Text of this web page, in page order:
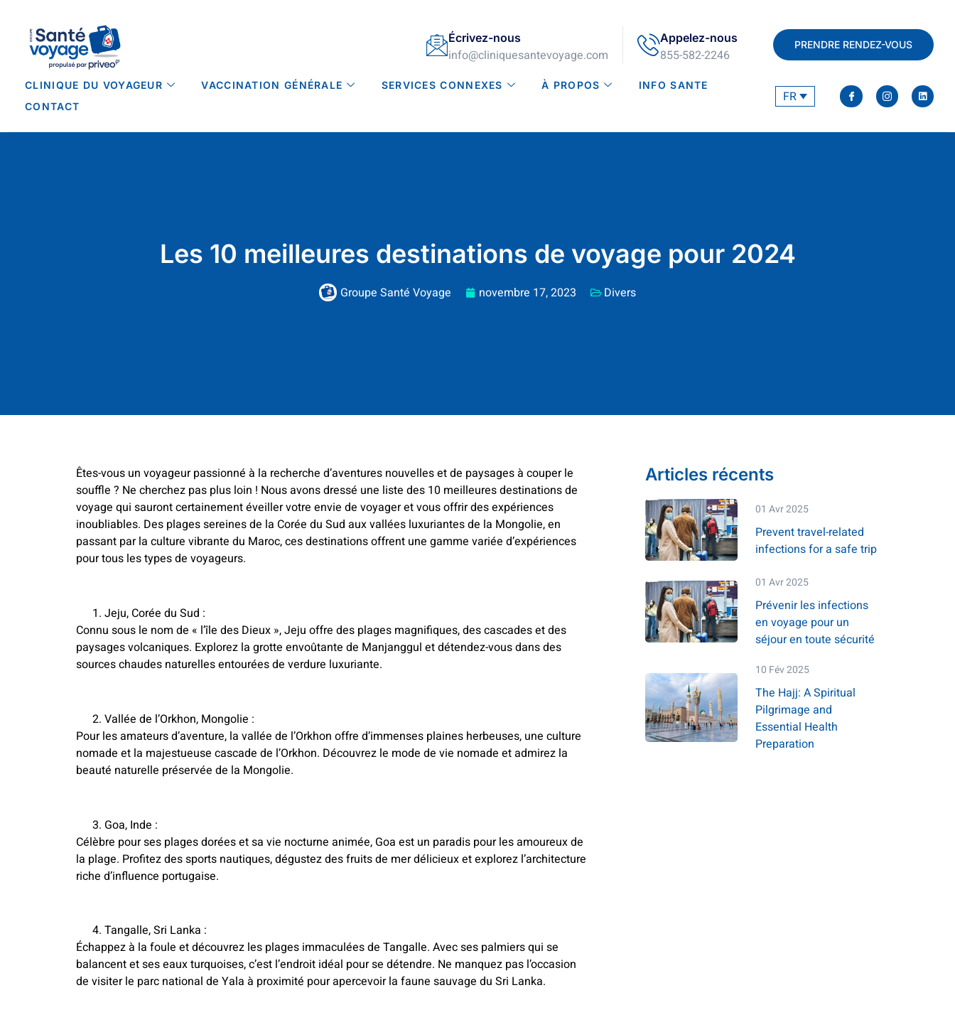
Écrivez-nous
info@cliniquesantevoyage.com
Appelez-nous
855-582-2246
PRENDRE RENDEZ-VOUS
CLINIQUE DU VOYAGEUR VACCINATION GÉNÉRALE SERVICES CONNEXES À PROPOS
INFO SANTE
CONTACT
FR
Les 10 meilleures destinations de voyage pour 2024
Groupe Santé Voyage novembre 17, 2023 Divers
Êtes-vous un voyageur passionné à la recherche d’aventures nouvelles et de paysages à couper le
souffle ? Ne cherchez pas plus loin ! Nous avons dressé une liste des 10 meilleures destinations de
voyage qui sauront certainement éveiller votre envie de voyager et vous offrir des expériences
inoubliables. Des plages sereines de la Corée du Sud aux vallées luxuriantes de la Mongolie, en
passant par la culture vibrante du Maroc, ces destinations offrent une gamme variée d’expériences
pour tous les types de voyageurs.
Jeju, Corée du Sud :
Connu sous le nom de « l’île des Dieux », Jeju offre des plages magnifiques, des cascades et des
paysages volcaniques. Explorez la grotte envoûtante de Manjanggul et détendez-vous dans des
sources chaudes naturelles entourées de verdure luxuriante.
Vallée de l’Orkhon, Mongolie :
Pour les amateurs d’aventure, la vallée de l’Orkhon offre d’immenses plaines herbeuses, une culture
nomade et la majestueuse cascade de l’Orkhon. Découvrez le mode de vie nomade et admirez la
beauté naturelle préservée de la Mongolie.
Goa, Inde :
Célèbre pour ses plages dorées et sa vie nocturne animée, Goa est un paradis pour les amoureux de
la plage. Profitez des sports nautiques, dégustez des fruits de mer délicieux et explorez l’architecture
riche d’influence portugaise.
Tangalle, Sri Lanka :
Échappez à la foule et découvrez les plages immaculées de Tangalle. Avec ses palmiers qui se
balancent et ses eaux turquoises, c’est l’endroit idéal pour se détendre. Ne manquez pas l’occasion
de visiter le parc national de Yala à proximité pour apercevoir la faune sauvage du Sri Lanka.
Articles récents
01 Avr 2025
Prevent travel-related
infections for a safe trip
01 Avr 2025
Prévenir les infections
en voyage pour un
séjour en toute sécurité
10 Fév 2025
The Hajj: A Spiritual
Pilgrimage and
Essential Health
Preparation